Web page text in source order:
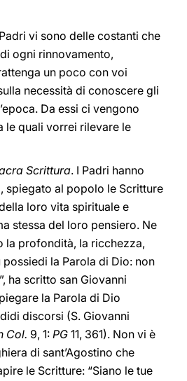
vi sono delle costanti che
ogni rinnovamento,
un poco con voi
necessità di conoscere gli
Da essi ci vengono
le quali vorrei rilevare le
Scrittura. I Padri hanno
spiegato al popolo le Scritture
loro vita spirituale e
stessa del loro pensiero. Ne
la profondità, la ricchezza,
possiedi la Parola di Dio: non
ha scritto san Giovanni
la Parola di Dio
discorsi (S. Giovanni
Col. 9, 1: PG 11, 361). Non vi è
di sant’Agostino che
le Scritture: “Siano le tue